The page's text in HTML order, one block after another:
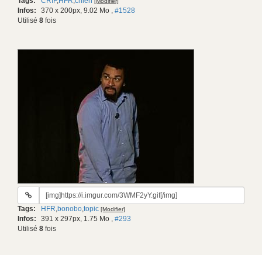
gif:
Infos: 370 x 200px, 9.02 Mo , #1528
Utilisé 8 fois
URL
gif:
Tags: HFR,bonobo,topic [Modifier]
Infos: 391 x 297px, 1.75 Mo , #293
Utilisé 8 fois